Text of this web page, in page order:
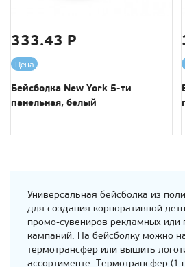
333.43 Р
Цена
Бейсболка New York 5-ти
панельная, белый
Универсальная бейсболка из
для создания корпоративной
промо-сувениров рекламных
кампаний. На бейсболку можно
термотрансфер или вышить
ассортименте. Термотрансфер (1